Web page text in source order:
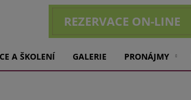
A ŠKOLENÍ GALERIE PRONÁJMY
REZERVACE ON-LINE